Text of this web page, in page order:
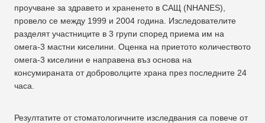
проучване за здравето и храненето в САЩ (NHANES),
провело се между 1999 и 2004 година. Изследователите
разделят участниците в 3 групи според приема им на
омега-3 мастни киселини. Оценка на приетото количеството
омега-3 киселини е направена въз основа на
консумираната от доброволците храна през последните 24
часа.
Резултатите от стоматологичните изследвания са повече от